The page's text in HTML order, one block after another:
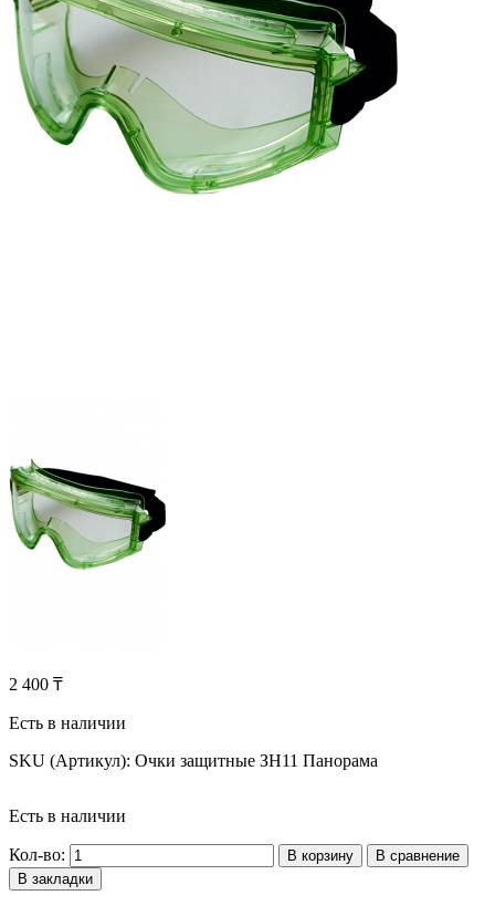
2 400 ₸
Есть в наличии
SKU (Артикул): Очки защитные ЗН11 Панорама
Есть в наличии
Кол-во: В корзину
В сравнение
В закладки